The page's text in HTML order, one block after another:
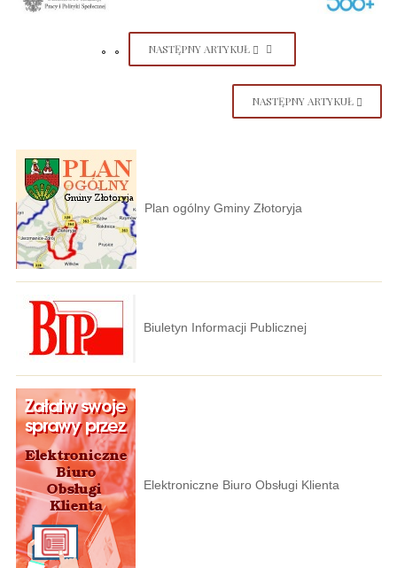
NASTĘPNY ARTYKUŁ
NASTĘPNY ARTYKUŁ
Plan ogólny Gminy Złotoryja
Biuletyn Informacji Publicznej
Elektroniczne Biuro Obsługi Klienta